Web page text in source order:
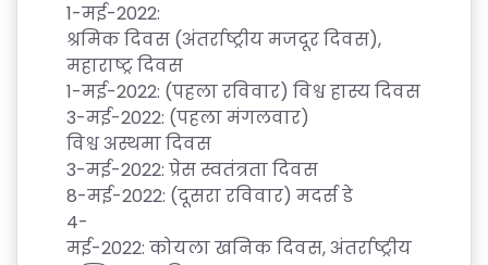
1-मई-2022:
श्रमिकदिवस (अंतर्राष्ट्रीयमजदूरदिवस),
महाराष्ट्रदिवस
1-मई-2022: (पहलारविवार) विश्वहास्यदिवस
3-मई-2022: (पहलामंगलवार)
विश्वअस्थमादिवस
3-मई-2022: प्रेसस्वतंत्रतादिवस
8-मई-2022: (दूसरारविवार) मदर्सडे
4-
मई-2022: कोयलाखनिकदिवस,अंतर्राष्ट्रीय